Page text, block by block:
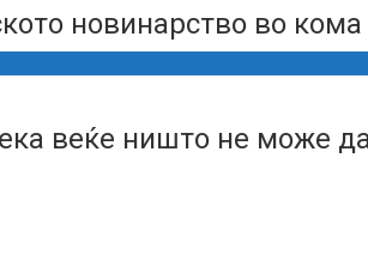
новинарство во кома
веќе ништо не може